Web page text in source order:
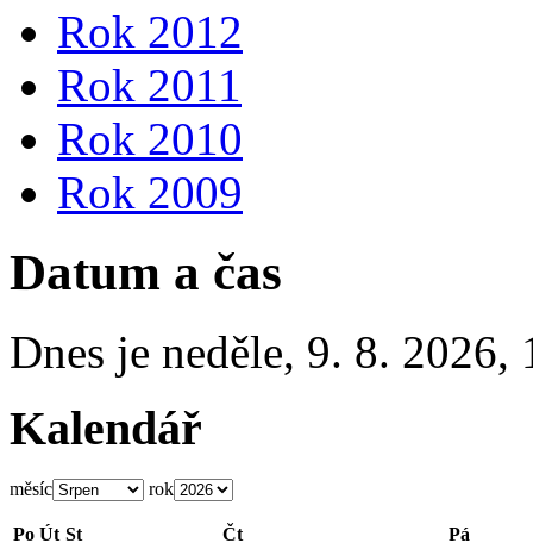
Rok 2012
Rok 2011
Rok 2010
Rok 2009
Datum a čas
Dnes je neděle, 9. 8. 2026,
Kalendář
měsíc rok
Po Út St Čt Pá